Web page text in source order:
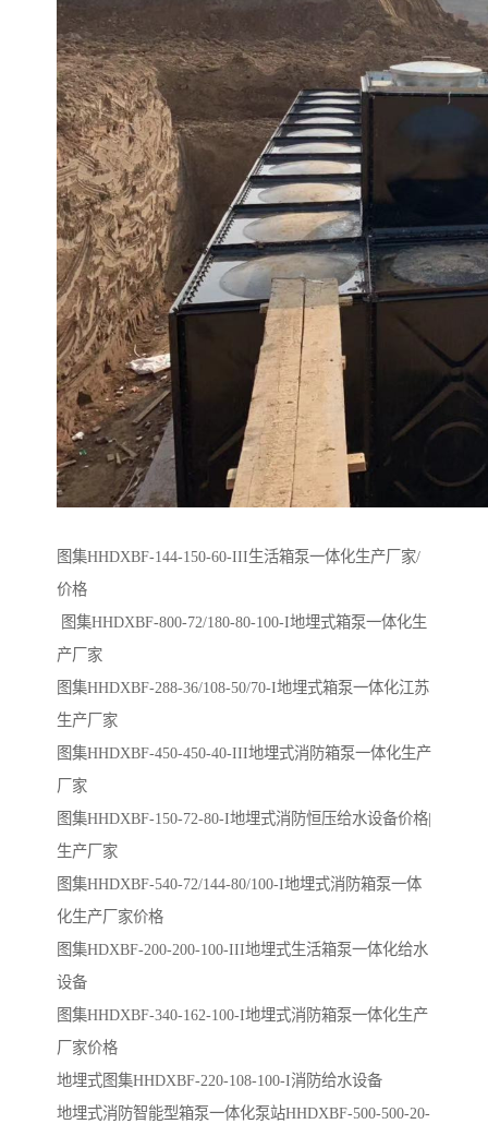
图集HHDXBF-144-150-60-III生活箱泵一体化生产厂家/
价格
图集HHDXBF-800-72/180-80-100-I地埋式箱泵一体化生
产厂家
图集HHDXBF-288-36/108-50/70-I地埋式箱泵一体化江苏
生产厂家
图集HHDXBF-450-450-40-III地埋式消防箱泵一体化生产
厂家
图集HHDXBF-150-72-80-I地埋式消防恒压给水设备价格|
生产厂家
图集HHDXBF-540-72/144-80/100-I地埋式消防箱泵一体
化生产厂家价格
图集HDXBF-200-200-100-III地埋式生活箱泵一体化给水
设备
图集HHDXBF-340-162-100-I地埋式消防箱泵一体化生产
厂家价格
地埋式图集HHDXBF-220-108-100-I消防给水设备
地埋式消防智能型箱泵一体化泵站HHDXBF-500-500-20-